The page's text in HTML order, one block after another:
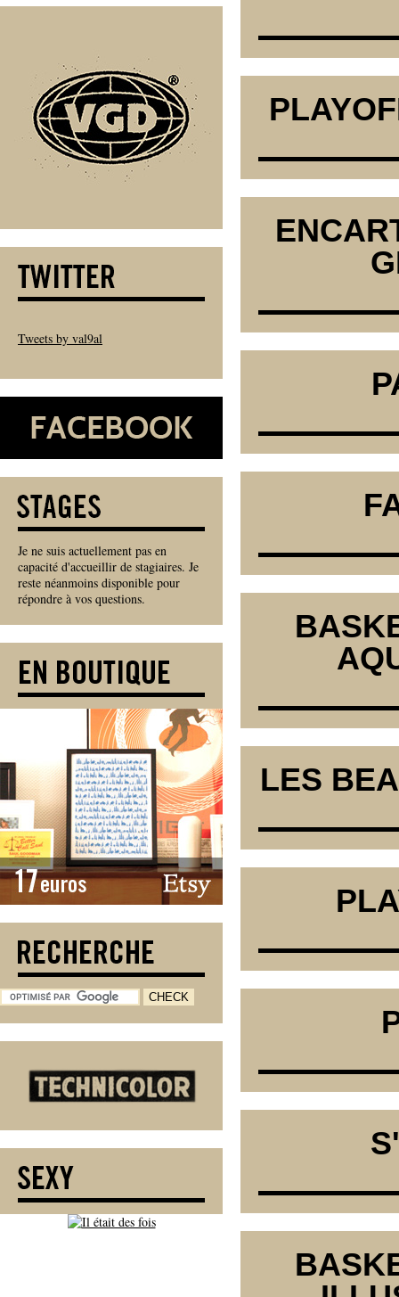
LES
Tweets by val9al
Je ne suis actuellement pas en
capacité d'accueillir de stagiaires. Je
reste néanmoins disponible pour
répondre à vos questions.